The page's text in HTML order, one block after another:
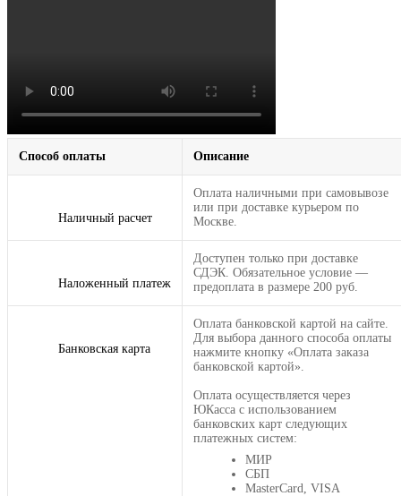
Способ оплаты Описание
Наличный расчет
Оплата наличными при самовывозе
или при доставке курьером по
Москве.
Наложенный платеж
Доступен только при доставке
СДЭК. Обязательное условие —
предоплата в размере 200 руб.
Банковская карта
Оплата банковской картой на сайте.
Для выбора данного способа оплаты
нажмите кнопку «Оплата заказа
банковской картой».
Оплата осуществляется через
ЮКасса с использованием
банковских карт следующих
платежных систем:
МИР
СБП
MasterCard, VISA